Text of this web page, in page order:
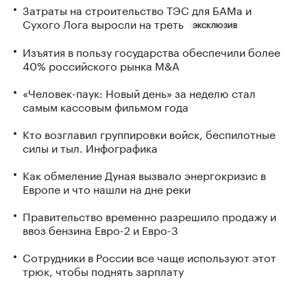
Затраты на строительство ТЭС для БАМа и
Сухого Лога выросли на треть
ЭКСКЛЮЗИВ
Изъятия в пользу государства обеспечили более
40% российского рынка M&A
«Человек-паук: Новый день» за неделю стал
самым кассовым фильмом года
Кто возглавил группировки войск, беспилотные
силы и тыл. Инфографика
Как обмеление Дуная вызвало энергокризис в
Европе и что нашли на дне реки
Правительство временно разрешило продажу и
ввоз бензина Евро-2 и Евро-3
Сотрудники в России все чаще используют этот
трюк, чтобы поднять зарплату